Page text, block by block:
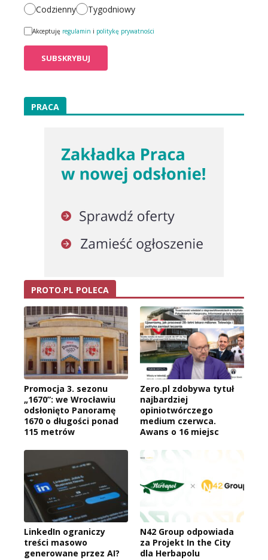
Codzienny Tygodniowy
Akceptuję regulamin i politykę prywatności
PRACA
PROTO.PL POLECA
Promocja 3. sezonu
„1670”: we Wrocławiu
odsłonięto Panoramę
1670 o długości ponad
115 metrów
Zero.pl zdobywa tytuł
najbardziej
opiniotwórczego
medium czerwca.
Awans o 16 miejsc
LinkedIn ograniczy
treści masowo
generowane przez AI?
N42 Group odpowiada
za Projekt In the City
dla Herbapolu